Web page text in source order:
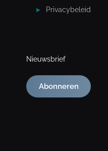
Privacybeleid
Nieuwsbrief
Abonneren